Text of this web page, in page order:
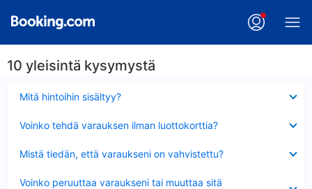
10 yleisintä kysymystä
Mitä hintoihin sisältyy?
Voinko tehdä varauksen ilman luottokorttia?
Mistä tiedän, että varaukseni on vahvistettu?
Voinko peruuttaa varaukseni tai muuttaa sitä